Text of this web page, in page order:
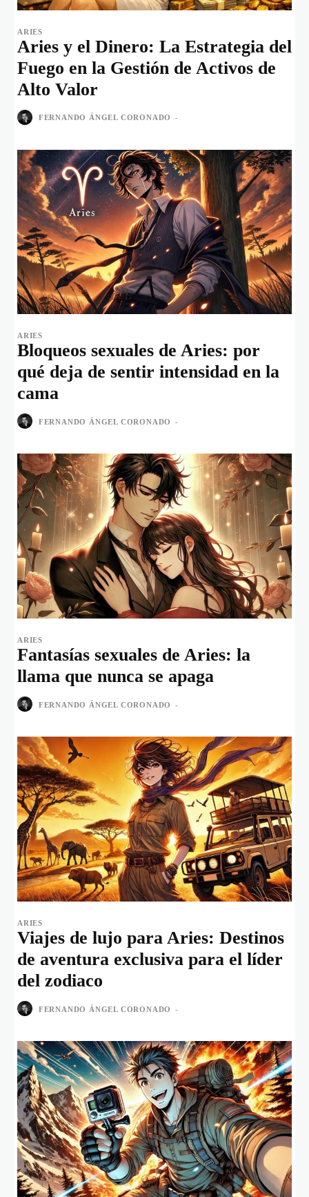
ARIES
Aries y el Dinero: La Estrategia del
Fuego en la Gestión de Activos de
Alto Valor
FERNANDO ÁNGEL CORONADO -
ARIES
Bloqueos sexuales de Aries: por
qué deja de sentir intensidad en la
cama
FERNANDO ÁNGEL CORONADO -
ARIES
Fantasías sexuales de Aries: la
llama que nunca se apaga
FERNANDO ÁNGEL CORONADO -
ARIES
Viajes de lujo para Aries: Destinos
de aventura exclusiva para el líder
del zodiaco
FERNANDO ÁNGEL CORONADO -